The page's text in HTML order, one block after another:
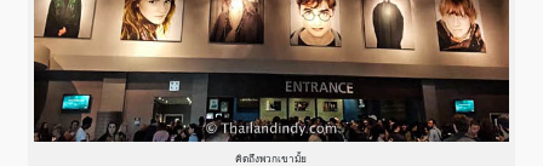
คิดถึงพวกเขามั้ย